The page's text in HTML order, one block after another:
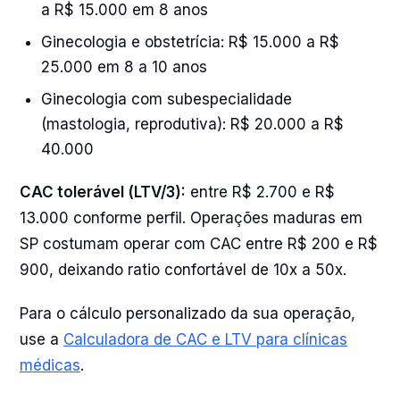
a R$ 15.000 em 8 anos
Ginecologia e obstetrícia: R$ 15.000 a R$
25.000 em 8 a 10 anos
Ginecologia com subespecialidade
(mastologia, reprodutiva): R$ 20.000 a R$
40.000
CAC tolerável (LTV/3): entre R$ 2.700 e R$
13.000 conforme perfil. Operações maduras em
SP costumam operar com CAC entre R$ 200 e R$
900, deixando ratio confortável de 10x a 50x.
Para o cálculo personalizado da sua operação,
use a Calculadora de CAC e LTV para clínicas
médicas.